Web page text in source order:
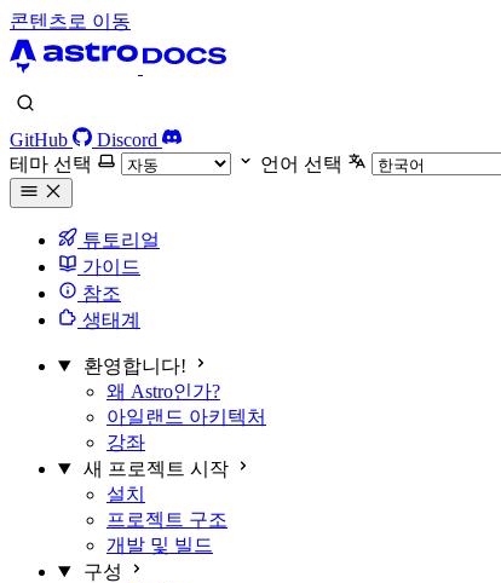
콘텐츠로 이동
GitHub
Discord
테마 선택
언어 선택
튜토리얼
가이드
참조
생태계
환영합니다!
왜 Astro인가?
아일랜드 아키텍처
강좌
새 프로젝트 시작
설치
프로젝트 구조
개발 및 빌드
구성